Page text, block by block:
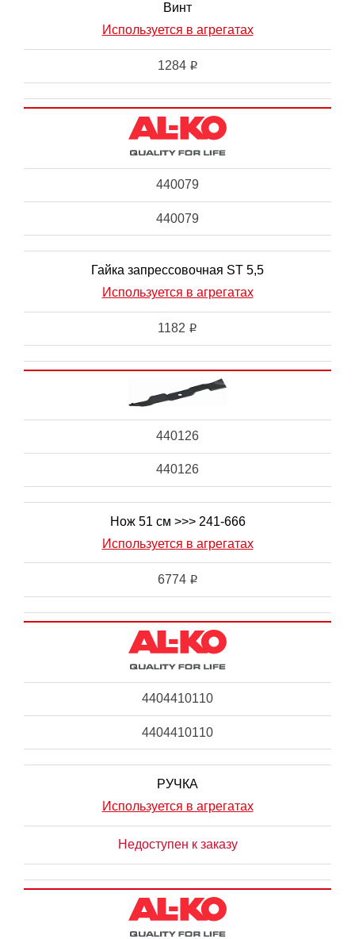
Винт
Используется в агрегатах
1284 i
440079
440079
Гайка запрессовочная ST 5,5
Используется в агрегатах
1182 i
440126
440126
Нож 51 см >>> 241-666
Используется в агрегатах
6774 i
4404410110
4404410110
РУЧКА
Используется в агрегатах
Недоступен к заказу